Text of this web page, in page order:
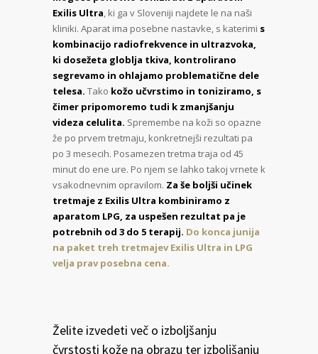
Exilis Ultra
, ki ga v Sloveniji najdete le na naši
kliniki. Aparat ima posebne nastavke, s katerimi
kombinacijo radiofrekvence in ultrazvoka,
ki dosežeta globlja tkiva, kontrolirano
segrevamo in ohlajamo problematične dele
telesa.
Tako kožo učvrstimo in toniziramo, s
čimer pripomoremo tudi k zmanjšanju
videza celulita.
Spremembe na koži so opazne
že po prvem tretmaju, konkretnejši rezultati pa
po 3 mesecih. Posamezen tretma traja od 45
minut do ene ure. Po njem se lahko takoj vrnete k
vsakodnevnim opravilom. Za še boljši učinek
tretmaje z Exilis Ultra kombiniramo z
aparatom LPG, za uspešen rezultat pa je
potrebnih od 3 do 5 terapij. Do konca junija
na paket treh tretmajev Exilis Ultra in LPG
velja prav posebna cena.
Želite izvedeti več o izboljšanju
čvrstosti kože na obrazu ter izboljšanju